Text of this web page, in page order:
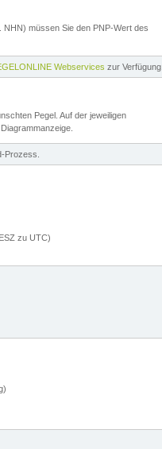
NHN) müssen Sie den PNP-Wert des
Webservices zur Verfügung.
Pegel. Auf der jeweiligen
Prozess.
zu UTC)